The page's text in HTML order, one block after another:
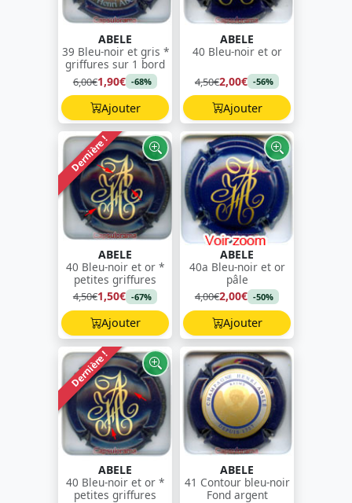
ABELE
39 Bleu-noir et gris *
griffures sur 1 bord
6,00€1,90€ -68%
Ajouter
ABELE
40 Bleu-noir et or
4,50€2,00€ -56%
Ajouter
Dernière !
ABELE
40 Bleu-noir et or *
petites griffures
4,50€1,50€ -67%
Ajouter
ABELE
40a Bleu-noir et or
pâle
4,00€2,00€ -50%
Ajouter
Dernière !
ABELE
40 Bleu-noir et or *
petites griffures
ABELE
41 Contour bleu-noir
Fond argent